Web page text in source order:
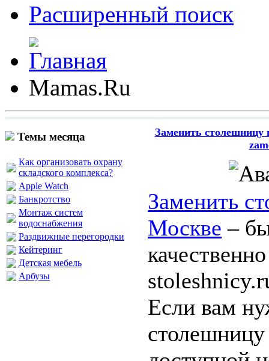
Расширенный поиск
Mamas.Ru
Темы месяца
Как организовать охрану
складского комплекса?
Apple Watch
Банкротство
Монтаж систем
водоснабжения
Раздвижные перегородки
Кейтеринг
Детская мебель
Арбузы
Заменить столешницу
Заменить
Москве –
Если вам